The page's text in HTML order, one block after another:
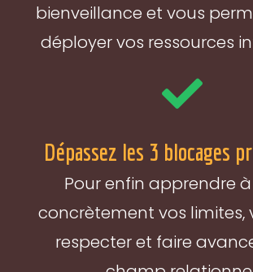
bienveillance et vous
déployer vos ressources
Dépassez les 3 blocages
Pour enfin apprendre
concrètement vos limites,
respecter et faire